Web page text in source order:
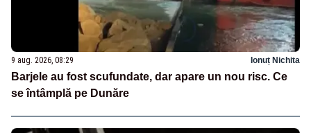
9 aug. 2026, 08:29 Ionuț Nichita
Barjele au fost scufundate, dar apare un nou risc. Ce
se întâmplă pe Dunăre